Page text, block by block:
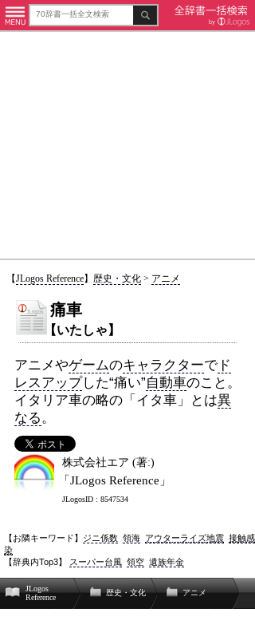
【JLogos Reference】 歴史・文化> アニメ
痛車
【いたしゃ】
アニメやゲームのキャラクターでド
レスアップした“痛い”自動車のこと。
イタリア車の略の「イタ車」とは異
なる。
株式会社エア (著:)
「JLogos Reference」
JLogosID : 8547534
【お隣キーワード】 ジニ係数 領海 アウターライズ地震 接触感
染
【辞典内Top3】 スーパー台風 領空 遺族年金
JLogos
Reference
歴史・文化 アニメ